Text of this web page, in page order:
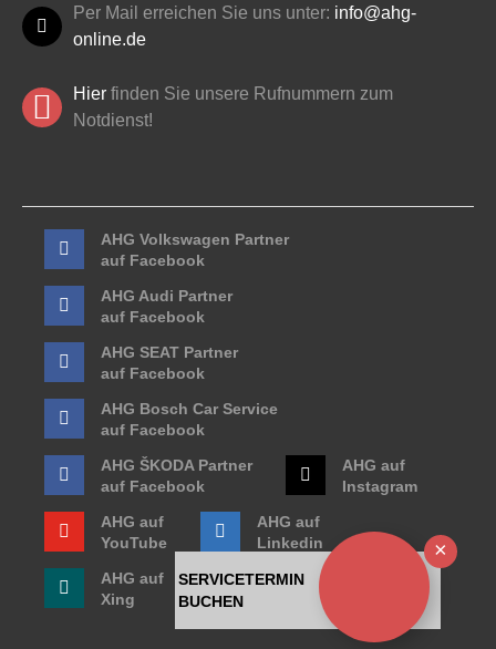
SERVICETERMIN
BUCHEN
Per Mail erreichen Sie uns unter: info@ahg-
online.de
Hier finden Sie unsere Rufnummern zum
Notdienst!
AHG Volkswagen Partner
auf Facebook
AHG Audi Partner
auf Facebook
AHG SEAT Partner
auf Facebook
AHG Bosch Car Service
auf Facebook
AHG ŠKODA Partner
auf Facebook
AHG auf
Instagram
AHG auf
YouTube
AHG auf
Linkedin
AHG auf
Xing